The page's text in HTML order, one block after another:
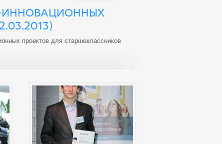
ИННОВАЦИОННЫХ
проектов для старшеклассников